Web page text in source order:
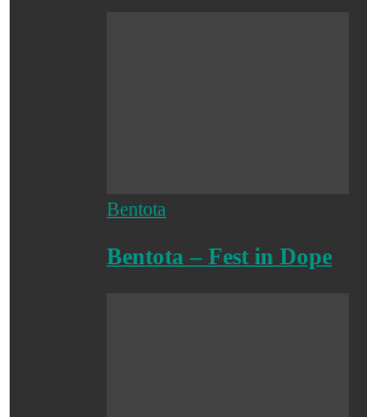
Bentota
Bentota – Fest in Dope